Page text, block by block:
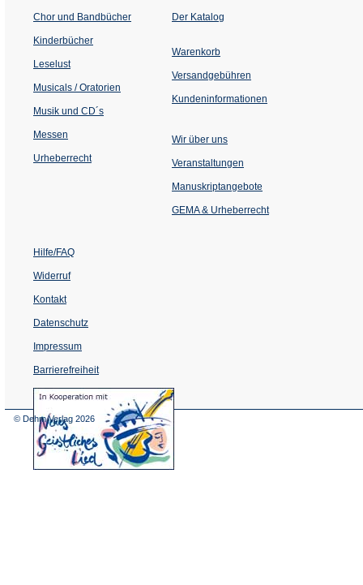
Chor und Bandbücher
Kinderbücher
Leselust
Musicals / Oratorien
Musik und CD´s
Messen
Urheberrecht
Der Katalog
Warenkorb
Versandgebühren
Kundeninformationen
Wir über uns
Veranstaltungen
einem
Tab)
Manuskriptangebote
GEMA & Urheberrecht
Hilfe/FAQ
Widerruf
Kontakt
Datenschutz
Impressum
Barrierefreiheit
(Öffnet
in
© Dehm Verlag 2026